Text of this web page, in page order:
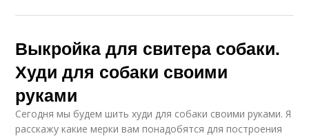
Выкройка для свитера собаки.
Худи для собаки своими
руками
Сегодня мы будем шить худи для собаки своими руками. Я
расскажу какие мерки вам понадобятся для построения